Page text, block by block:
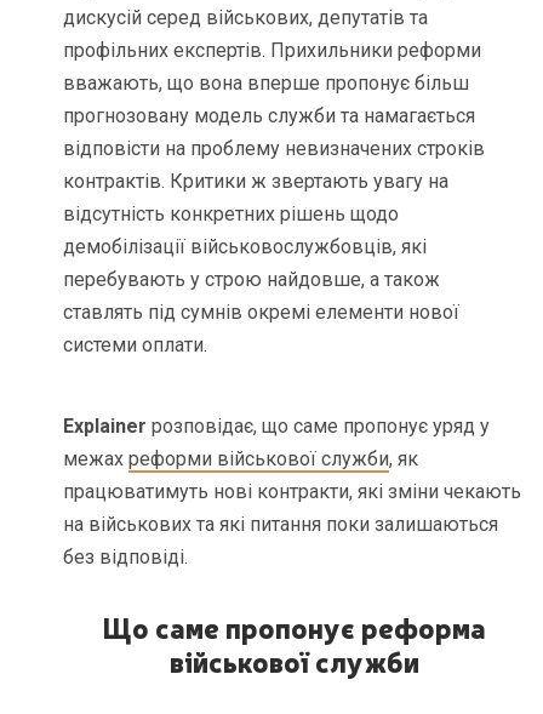
дискусій серед військових, депутатів та
профільних експертів. Прихильники реформи
вважають, що вона вперше пропонує більш
прогнозовану модель служби та намагається
відповісти на проблему невизначених строків
контрактів. Критики ж звертають увагу на
відсутність конкретних рішень щодо
демобілізації військовослужбовців, які
перебувають у строю найдовше, а також
ставлять під сумнів окремі елементи нової
системи оплати.
Explainerрозповідає, що саме пропонує уряд у
межахреформи військової служби, як
працюватимуть нові контракти, які зміни чекають
на військових та які питання поки залишаються
без відповіді.
Що саме пропонує реформа
військової служби